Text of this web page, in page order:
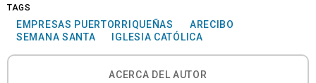
TAGS
EMPRESAS PUERTORRIQUEÑAS
ARECIBO
SEMANA SANTA
IGLESIA CATÓLICA
ACERCA DEL AUTOR